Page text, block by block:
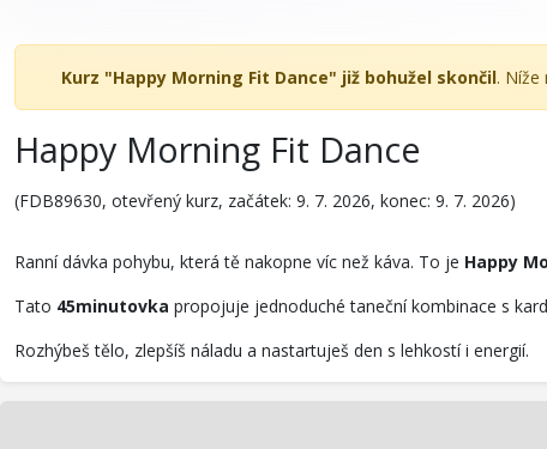
Kurz "Happy Morning Fit Dance" již bohužel skončil. Níže
Happy Morning Fit Dance
(FDB89630, otevřený kurz, začátek: 9. 7. 2026, konec: 9. 7. 2026)
Ranní dávka pohybu, která tě nakopne víc než káva. To je Happy
Tato 45minutovka propojuje jednoduché taneční kombinace s
Rozhýbeš tělo, zlepšíš náladu a nastartuješ den s lehkostí i energií.